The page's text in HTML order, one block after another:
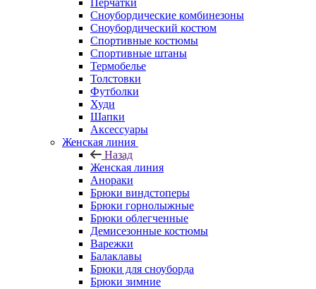
Перчатки
Сноубордические комбинезоны
Сноубордический костюм
Спортивные костюмы
Спортивные штаны
Термобелье
Толстовки
Футболки
Худи
Шапки
Аксессуары
Женская линия
Назад
Женская линия
Анораки
Брюки виндстоперы
Брюки горнолыжные
Брюки облегченные
Демисезонные костюмы
Варежки
Балаклавы
Брюки для сноуборда
Брюки зимние